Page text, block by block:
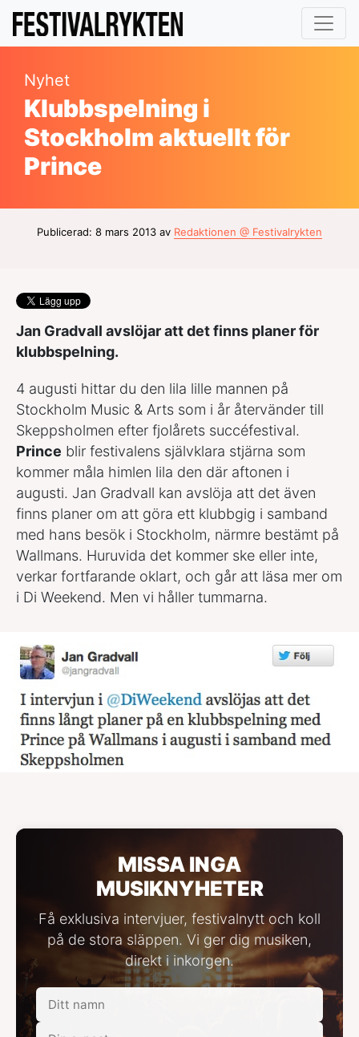
Nyhet
Klubbspelning i
Stockholm aktuellt för
Prince
Publicerad: 8 mars 2013 av Redaktionen @ Festivalrykten
Jan Gradvall avslöjar att det finns planer för
klubbspelning.
4 augusti hittar du den lila lille mannen på
Stockholm Music & Arts som i år återvänder till
Skeppsholmen efter fjolårets succéfestival.
Prince blir festivalens självklara stjärna som
kommer måla himlen lila den där aftonen i
augusti. Jan Gradvall kan avslöja att det även
finns planer om att göra ett klubbgig i samband
med hans besök i Stockholm, närmre bestämt på
Wallmans. Huruvida det kommer ske eller inte,
verkar fortfarande oklart, och går att läsa mer om
i Di Weekend. Men vi håller tummarna.
MISSA INGA
MUSIKNYHETER
Få exklusiva intervjuer, festivalnytt och koll
på de stora släppen. Vi ger dig musiken,
direkt i inkorgen.